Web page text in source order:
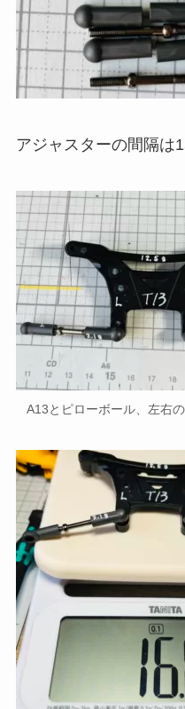
アジャスターの間隔は
A13とピローボール、左右